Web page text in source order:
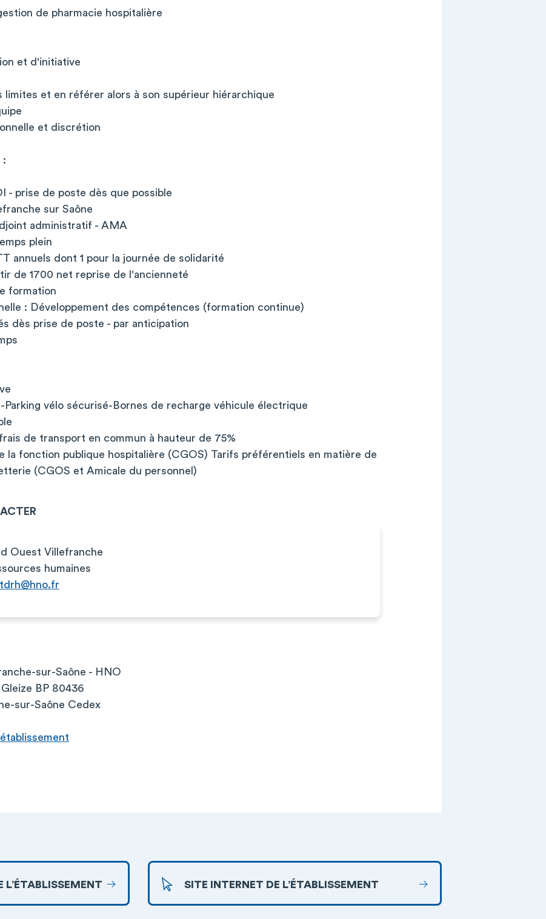
de pharmacie hospitalière
et d'initiative
limites et en référer alors à son supérieur hiérarchique
et discrétion
:
- prise de poste dès que possible
sur Saône
administratif - AMA
plein
annuels dont 1 pour la journée de solidarité
de 1700 net reprise de l'ancienneté
formation
: Développement des compétences (formation continue)
dès prise de poste - par anticipation
Parking vélo sécurisé-Bornes de recharge véhicule électrique
de transport en commun à hauteur de 75%
la fonction publique hospitalière (CGOS) Tarifs préférentiels en matière de
(CGOS et Amicale du personnel)
Ouest Villefranche
humaines
sur-Saône - HNO
BP 80436
sur-Saône Cedex
L’ÉTABLISSEMENT SITE INTERNET DE L’ÉTABLISSEMENT